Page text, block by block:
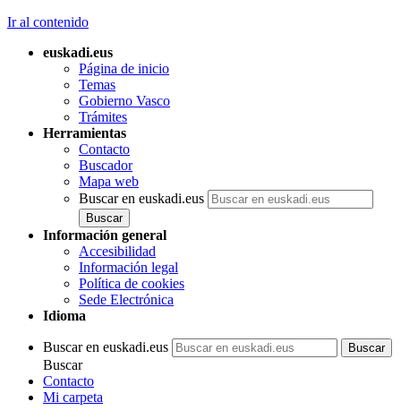
Ir al contenido
euskadi.eus
Página de inicio
Temas
Gobierno Vasco
Trámites
Herramientas
Contacto
Buscador
Mapa web
Buscar en euskadi.eus
Información general
Accesibilidad
Información legal
Política de cookies
Sede Electrónica
Idioma
Buscar en euskadi.eus
Buscar
Contacto
Mi carpeta